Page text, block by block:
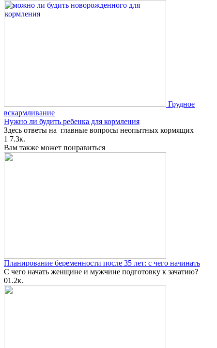
Грудное
вскармливание
Нужно ли будить ребенка для кормления
Здесь ответы на главные вопросы неопытных кормящих
1 7.3к.
Вам также может понравиться
Планирование беременности после 35 лет: с чего начинать
С чего начать женщине и мужчине подготовку к зачатию?
01.2к.